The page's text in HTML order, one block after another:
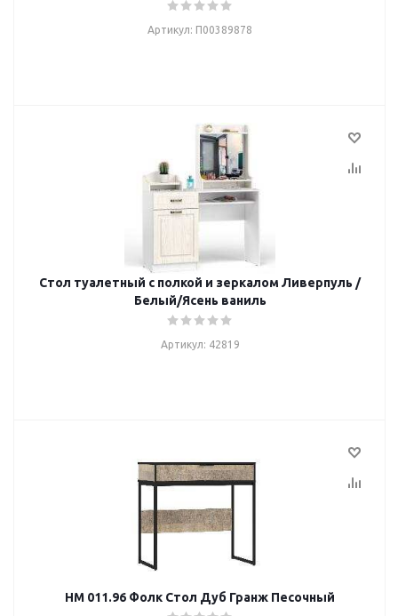
Артикул: П00389878
Стол туалетный с полкой и зеркалом Ливерпуль /
Белый/Ясень ваниль
Артикул: 42819
НМ 011.96 Фолк Стол Дуб Гранж Песочный